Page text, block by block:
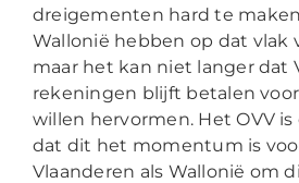
dreigementen hard te
Wallonië hebben op dat vlak
maar het kan niet langer dat
rekeningen blijft betalen voor
willen hervormen. Het OVV
dat dit het momentum is
Vlaanderen als Wallonië om